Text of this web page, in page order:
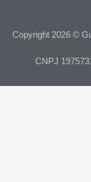
Copyright 2026 ©
CNPJ